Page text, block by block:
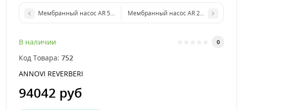
Мембранный насос AR 500 bp Twin Top C/F ø32 BlueFlex™ арт. 32074
Мембранный насос AR 250 bp C/F ø25 BlueFlex™ арт.
В наличии 0
Код Товара: 752
ANNOVI REVERBERI
94042 руб